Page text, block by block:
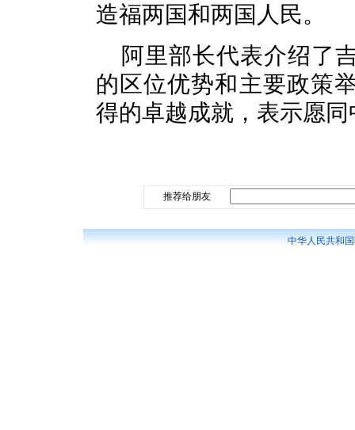
造福两国和两国人民。
阿里部长代表介绍了
的区位优势和主要政策
得的卓越成就，表示愿
推荐给朋友
中华人民共和